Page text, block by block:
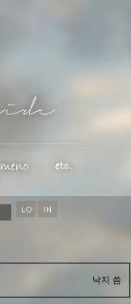
낙지 씀